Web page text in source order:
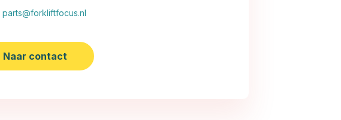
parts@forkliftfocus.nl
Naar contact